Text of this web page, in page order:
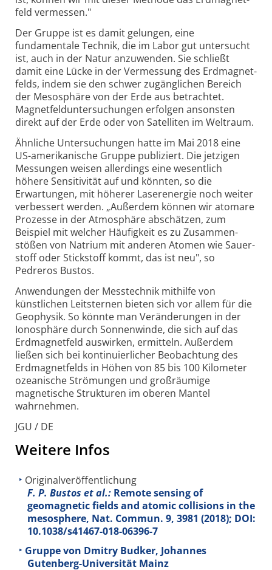
feld vermessen."
Der Gruppe ist es damit gelungen, eine
fundamentale Technik, die im Labor gut unter­sucht
ist, auch in der Natur anzuwenden. Sie schließt
damit eine Lücke in der Vermessung des Erd­magnet­
felds, indem sie den schwer zugänglichen Bereich
der Meso­sphäre von der Erde aus betrachtet.
Magnet­feld­unter­suchungen erfolgen ansonsten
direkt auf der Erde oder von Satelliten im Welt­raum.
Ähnliche Untersuchungen hatte im Mai 2018 eine
US-amerikanische Gruppe publiziert. Die jetzigen
Messungen weisen allerdings eine wesentlich
höhere Sensitivität auf und könnten, so die
Erwartungen, mit höherer Laser­energie noch weiter
verbessert werden. „Außerdem können wir atomare
Prozesse in der Atmo­sphäre abschätzen, zum
Beispiel mit welcher Häufig­keit es zu Zusammen­
stößen von Natrium mit anderen Atomen wie Sauer­
stoff oder Stick­stoff kommt, das ist neu", so
Pedreros Bustos.
Anwendungen der Messtechnik mithilfe von
künstlichen Leit­sternen bieten sich vor allem für die
Geo­physik. So könnte man Veränderungen in der
Iono­sphäre durch Sonnen­winde, die sich auf das
Erd­magnet­feld auswirken, ermitteln. Außerdem
ließen sich bei kontinuierlicher Beobachtung des
Erd­magnet­felds in Höhen von 85 bis 100 Kilometer
ozeanische Strömungen und groß­räumige
magnetische Strukturen im oberen Mantel
wahrnehmen.
JGU / DE
Weitere Infos
Originalveröffentlichung
F. P. Bustos et al.: Remote sensing of
geomagnetic fields and atomic collisions in the
mesosphere, Nat. Commun. 9, 3981 (2018); DOI:
10.1038/s41467-018-06396-7
Gruppe von Dmitry Budker, Johannes
Gutenberg-Universität Mainz